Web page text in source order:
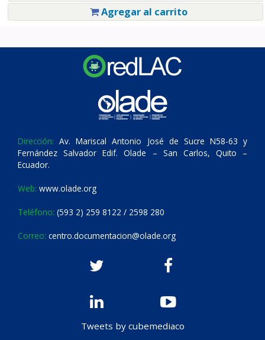
Agregar al carrito
Dirección: Av. Mariscal Antonio José de Sucre N58-63 y
Fernández Salvador Edif. Olade – San Carlos, Quito –
Ecuador.
Web: www.olade.org
Teléfono: (593 2) 259 8122 / 2598 280
Correo: centro.documentacion@olade.org
Tweets by cubemediaco